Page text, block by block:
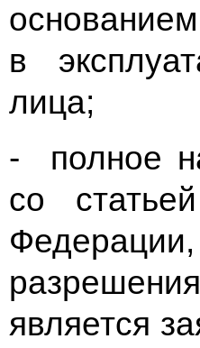
в
лица;
- полное
со
является